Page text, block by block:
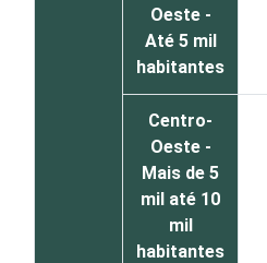
Oeste -
Até 5 mil
habitantes
Centro-
Oeste -
Mais de 5
mil até 10
mil
habitantes